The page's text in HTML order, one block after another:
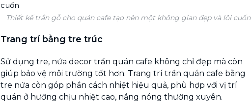
Thiết kế trần gỗ cho quán cafe tạo nên một không gian đẹp và lôi cuốn
Trang trí bằng tre trúc
Sử dụng tre, nứa decor trần quán cafe không chỉ đẹp mà còn
giúp bảo vệ môi trường tốt hơn. Trang trí trần quán cafe bằng
tre nứa còn góp phần cách nhiệt hiệu quả, phù hợp với vị trí
quán ở hướng chịu nhiệt cao, nắng nóng thường xuyên.